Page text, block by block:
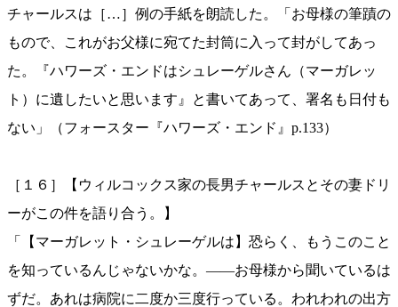
チャールスは［…］例の手紙を朗読した。「お母様の筆蹟の
もので、これがお父様に宛てた封筒に入って封がしてあっ
た。『ハワーズ・エンドはシュレーゲルさん（マーガレッ
ト）に遺したいと思います』と書いてあって、署名も日付も
ない」（フォースター『ハワーズ・エンド』p.133）
［１６］【ウィルコックス家の長男チャールスとその妻ドリ
ーがこの件を語り合う。】
「【マーガレット・シュレーゲルは】恐らく、もうこのこと
を知っているんじゃないかな。——お母様から聞いているは
ずだ。あれは病院に二度か三度行っている。われわれの出方